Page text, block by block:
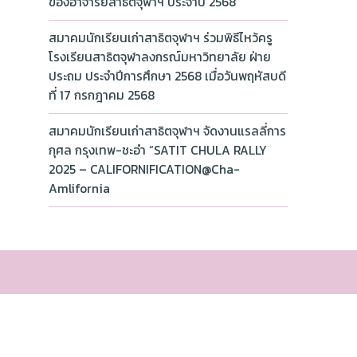
สมาคมนักเรียนเก่าสาธิตจุฬาฯ ร่วมพิธีไหว้ครู
โรงเรียนสาธิตจุฬาลงกรณ์มหาวิทยาลัย ฝ่าย
ประถม ประจำปีการศึกษา 2568 เมื่อวันพฤหัสบดี
ที่ 17 กรกฎาคม 2568
สมาคมนักเรียนเก่าสาธิตจุฬาฯ จัดงานแรลลี่การ
กุศล กรุงเทพ-ชะอำ “SATIT CHULA RALLY
2025 – CALIFORNIFICATION@Cha-
Amlifornia